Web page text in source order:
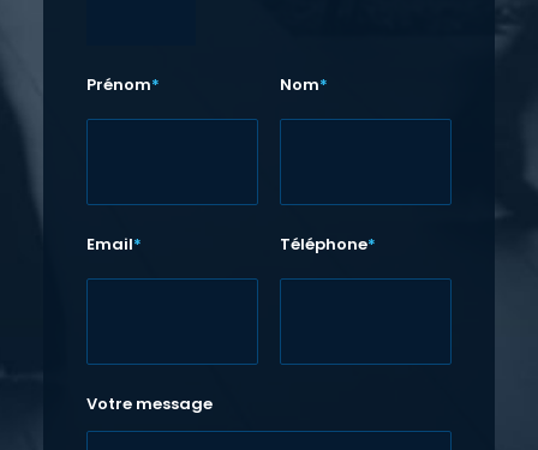
Prénom* Nom*
Email* Téléphone*
Votre message